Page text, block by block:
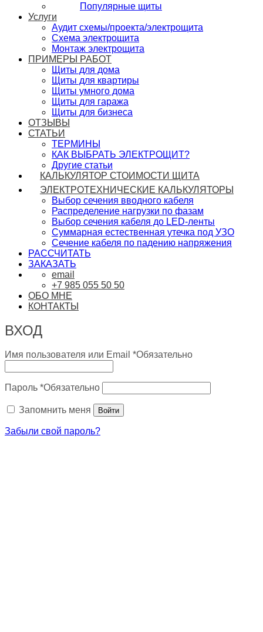
Популярные щиты
Услуги
Аудит схемы/проекта/электрощита
Схема электрощита
Монтаж электрощита
ПРИМЕРЫ РАБОТ
Щиты для дома
Щиты для квартиры
Щиты умного дома
Щиты для гаража
Щиты для бизнеса
ОТЗЫВЫ
СТАТЬИ
ТЕРМИНЫ
КАК ВЫБРАТЬ ЭЛЕКТРОЩИТ?
Другие статьи
КАЛЬКУЛЯТОР СТОИМОСТИ ЩИТА
ЭЛЕКТРОТЕХНИЧЕСКИЕ КАЛЬКУЛЯТОРЫ
Выбор сечения вводного кабеля
Распределение нагрузки по фазам
Выбор сечения кабеля до LED-ленты
Суммарная естественная утечка под УЗО
Сечение кабеля по падению напряжения
РАССЧИТАТЬ
ЗАКАЗАТЬ
email
+7 985 055 50 50
ОБО МНЕ
КОНТАКТЫ
ВХОД
Имя пользователя или Email *Обязательно
Пароль *Обязательно
Запомнить меня Войти
Забыли свой пароль?